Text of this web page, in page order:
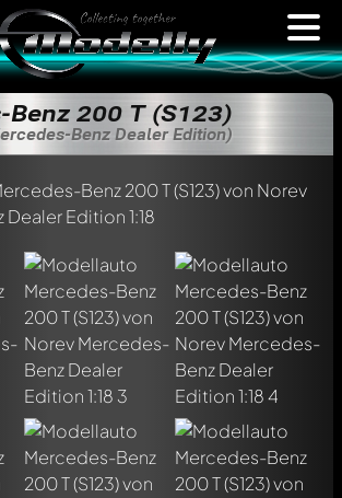
Benz 200 T (S123)
Benz Dealer Edition)